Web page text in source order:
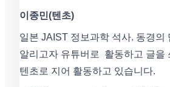
이종민(텐초)
일본 JAIST 정보과학 석사. 동경
알리고자 유튜버로 활동하고 글을
텐초로 지어 활동하고 있습니다.